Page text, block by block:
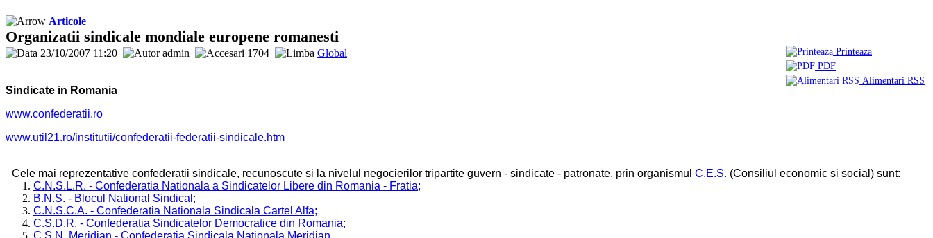
Articole
Organizatii sindicale mondiale europene romanesti
23/10/2007 11:20 admin 1704 Global
Printeaza
PDF
Alimentari RSS
Sindicate in Romania
www.confederatii.ro
www.util21.ro/institutii/confederatii-federatii-sindicale.htm
Cele mai reprezentative confederatii sindicale, recunoscute si la nivelul negocierilor tripartite guvern - sindicate - patronate, prin organismulC.E.S. (Consiliul economic si social) sunt:
C.N.S.L.R. - Confederatia Nationala a Sindicatelor Libere din Romania - Fratia;
B.N.S. - Blocul National Sindical;
C.N.S.C.A. - Confederatia Nationala Sindicala Cartel Alfa;
C.S.D.R. - Confederatia Sindicatelor Democratice din Romania;